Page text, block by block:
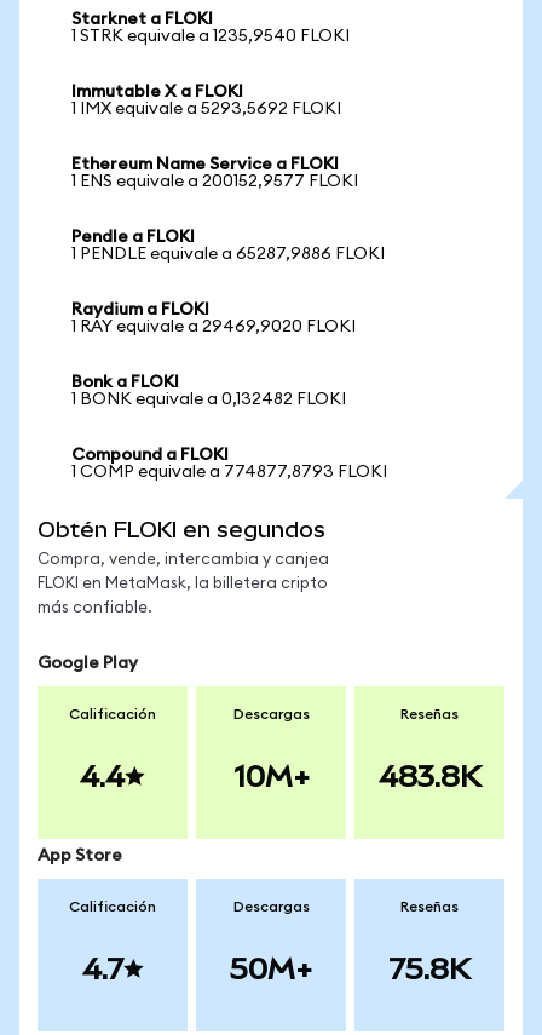
Starknet a FLOKI
1 STRK equivale a 1235,9540 FLOKI
Immutable X a FLOKI
1 IMX equivale a 5293,5692 FLOKI
Ethereum Name Service a FLOKI
1 ENS equivale a 200152,9577 FLOKI
Pendle a FLOKI
1 PENDLE equivale a 65287,9886 FLOKI
Raydium a FLOKI
1 RAY equivale a 29469,9020 FLOKI
Bonk a FLOKI
1 BONK equivale a 0,132482 FLOKI
Compound a FLOKI
1 COMP equivale a 774877,8793 FLOKI
Obtén FLOKI en segundos
Compra, vende, intercambia y canjea
FLOKI en MetaMask, la billetera cripto
más confiable.
Google Play
Calificación
4.4
Descargas
10M+
Reseñas
483.8K
App Store
Calificación
4.7
Descargas
50M+
Reseñas
75.8K